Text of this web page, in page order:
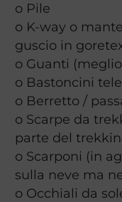
o Pile
o K-way o
guscio in
o Guanti
o Bastoncini
o Berretto /
o Scarpe da
parte del
o Scarponi (in
sulla neve ma
o Occhiali da